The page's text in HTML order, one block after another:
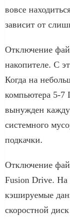
вовсе
зависит от
Отключение
накопителе. С
Когда на
компьютера 5-7
вынужден
системного
подкачки.
Отключение
Fusion Drive. На
кэшируемые
скоростной